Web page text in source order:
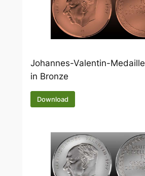
Johannes-Valentin-Medaille
in Bronze
Download